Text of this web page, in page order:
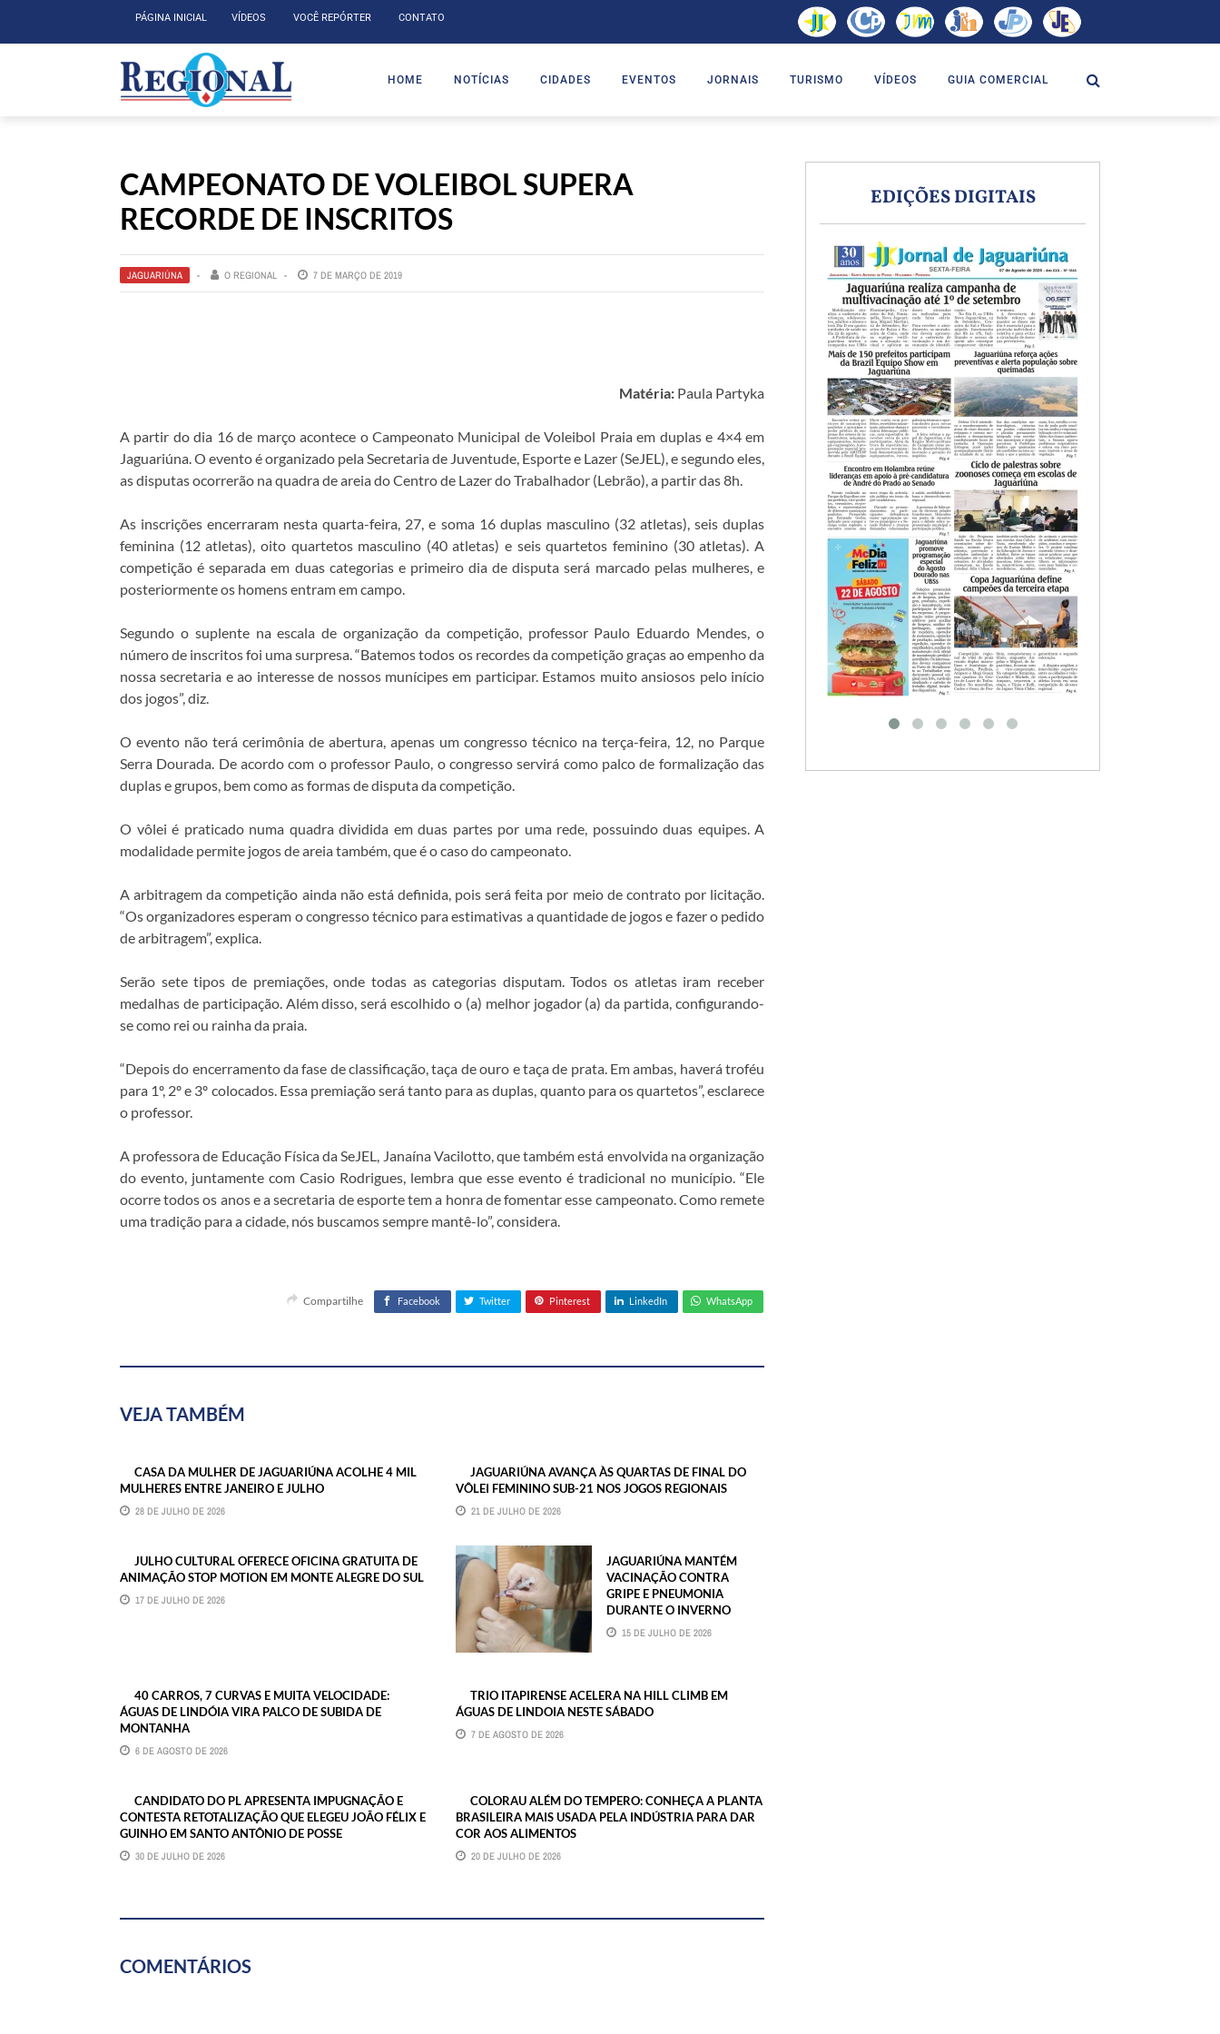
PÁGINA INICIAL VÍDEOS VOCÊ REPÓRTER CONTATO
HOME NOTÍCIAS CIDADES EVENTOS JORNAIS TURISMO VÍDEOS GUIA COMERCIAL
CAMPEONATO DE VOLEIBOL SUPERA
RECORDE DE INSCRITOS
JAGUARIÚNA O REGIONAL 7 DE MARÇO DE 2019
Matéria: Paula Partyka
A partir do dia 16 de março acontece o Campeonato Municipal de Voleibol Praia em duplas e 4×4 em
Jaguariúna. O evento é organizado pela Secretaria de Juventude, Esporte e Lazer (SeJEL), e segundo eles,
as disputas ocorrerão na quadra de areia do Centro de Lazer do Trabalhador (Lebrão), a partir das 8h.
As inscrições encerraram nesta quarta-feira, 27, e soma 16 duplas masculino (32 atletas), seis duplas
feminina (12 atletas), oito quartetos masculino (40 atletas) e seis quartetos feminino (30 atletas). A
competição é separada em duas categorias e primeiro dia de disputa será marcado pelas mulheres, e
posteriormente os homens entram em campo.
Segundo o suplente na escala de organização da competição, professor Paulo Eduardo Mendes, o
número de inscritos foi uma surpresa. “Batemos todos os recordes da competição graças ao empenho da
nossa secretaria e ao interesse de nossos munícipes em participar. Estamos muito ansiosos pelo início
dos jogos”, diz.
O evento não terá cerimônia de abertura, apenas um congresso técnico na terça-feira, 12, no Parque
Serra Dourada. De acordo com o professor Paulo, o congresso servirá como palco de formalização das
duplas e grupos, bem como as formas de disputa da competição.
O vôlei é praticado numa quadra dividida em duas partes por uma rede, possuindo duas equipes. A
modalidade permite jogos de areia também, que é o caso do campeonato.
A arbitragem da competição ainda não está definida, pois será feita por meio de contrato por licitação.
“Os organizadores esperam o congresso técnico para estimativas a quantidade de jogos e fazer o pedido
de arbitragem”, explica.
Serão sete tipos de premiações, onde todas as categorias disputam. Todos os atletas iram receber
medalhas de participação. Além disso, será escolhido o (a) melhor jogador (a) da partida, configurando-
se como rei ou rainha da praia.
“Depois do encerramento da fase de classificação, taça de ouro e taça de prata. Em ambas, haverá troféu
para 1º, 2º e 3º colocados. Essa premiação será tanto para as duplas, quanto para os quartetos”, esclarece
o professor.
A professora de Educação Física da SeJEL, Janaína Vacilotto, que também está envolvida na organização
do evento, juntamente com Casio Rodrigues, lembra que esse evento é tradicional no município. “Ele
ocorre todos os anos e a secretaria de esporte tem a honra de fomentar esse campeonato. Como remete
uma tradição para a cidade, nós buscamos sempre mantê-lo”, considera.
Compartilhe Facebook Twitter Pinterest LinkedIn WhatsApp
VEJA TAMBÉM
CASA DA MULHER DE JAGUARIÚNA ACOLHE 4 MIL
MULHERES ENTRE JANEIRO E JULHO
28 DE JULHO DE 2026
JAGUARIÚNA AVANÇA ÀS QUARTAS DE FINAL DO
VÔLEI FEMININO SUB-21 NOS JOGOS REGIONAIS
21 DE JULHO DE 2026
JULHO CULTURAL OFERECE OFICINA GRATUITA DE
ANIMAÇÃO STOP MOTION EM MONTE ALEGRE DO SUL
17 DE JULHO DE 2026
JAGUARIÚNA MANTÉM
VACINAÇÃO CONTRA
GRIPE E PNEUMONIA
DURANTE O INVERNO
15 DE JULHO DE 2026
40 CARROS, 7 CURVAS E MUITA VELOCIDADE:
ÁGUAS DE LINDÓIA VIRA PALCO DE SUBIDA DE
MONTANHA
6 DE AGOSTO DE 2026
TRIO ITAPIRENSE ACELERA NA HILL CLIMB EM
ÁGUAS DE LINDOIA NESTE SÁBADO
7 DE AGOSTO DE 2026
CANDIDATO DO PL APRESENTA IMPUGNAÇÃO E
CONTESTA RETOTALIZAÇÃO QUE ELEGEU JOÃO FÉLIX E
GUINHO EM SANTO ANTÔNIO DE POSSE
30 DE JULHO DE 2026
COLORAU ALÉM DO TEMPERO: CONHEÇA A PLANTA
BRASILEIRA MAIS USADA PELA INDÚSTRIA PARA DAR
COR AOS ALIMENTOS
20 DE JULHO DE 2026
COMENTÁRIOS
EDIÇÕES DIGITAIS